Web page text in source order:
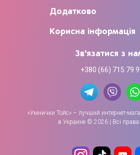
Додатково
Корисна інформація
Зв'язатися з
+380 (66) 715 79
«Умнички Тойс» – лучший интернет-
в Украине © 2026 | Всі права